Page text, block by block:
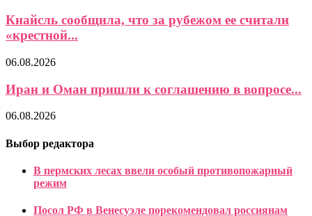
Кнайсль сообщила, что за рубежом ее считали
«крестной...
06.08.2026
Иран и Оман пришли к соглашению в вопросе...
06.08.2026
Выбор редактора
В пермских лесах ввели особый противопожарный
режим
Посол РФ в Венесуэле порекомендовал россиянам